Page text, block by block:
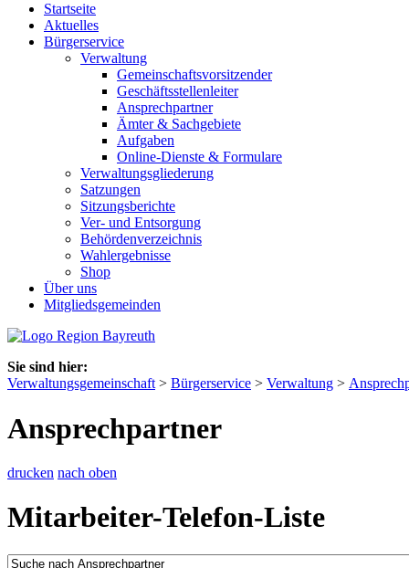
Startseite
Aktuelles
Bürgerservice
Verwaltung
Gemeinschaftsvorsitzender
Geschäftsstellenleiter
Ansprechpartner
Ämter & Sachgebiete
Aufgaben
Online-Dienste & Formulare
Verwaltungsgliederung
Satzungen
Sitzungsberichte
Ver- und Entsorgung
Behördenverzeichnis
Wahlergebnisse
Shop
Über uns
Mitgliedsgemeinden
Sie sind hier:
Verwaltungsgemeinschaft > Bürgerservice > Verwaltung >
Ansprechpartner
drucken nach oben
Mitarbeiter-Telefon-Liste